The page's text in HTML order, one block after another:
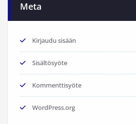
Meta
Kirjaudu sisään
Sisältösyöte
Kommenttisyöte
WordPress.org